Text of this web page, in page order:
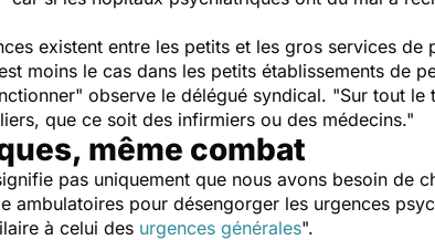
existent entre les petits et les gros services de
moins le cas dans les petits établissements de
" observe le délégué syndical. "Sur tout le
que ce soit des infirmiers ou des médecins."
même combat
pas uniquement que nous avons besoin de
pour désengorger les urgences
à celui des urgences générales".